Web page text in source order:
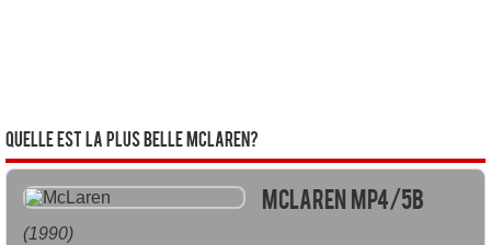
Quelle est la plus belle McLaren?
McLaren MP4/5B
(1990)